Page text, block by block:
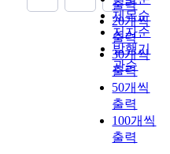
제목순
저자순
발행기
관순
출력
20개씩
출력
30개씩
출력
50개씩
출력
100개씩
출력